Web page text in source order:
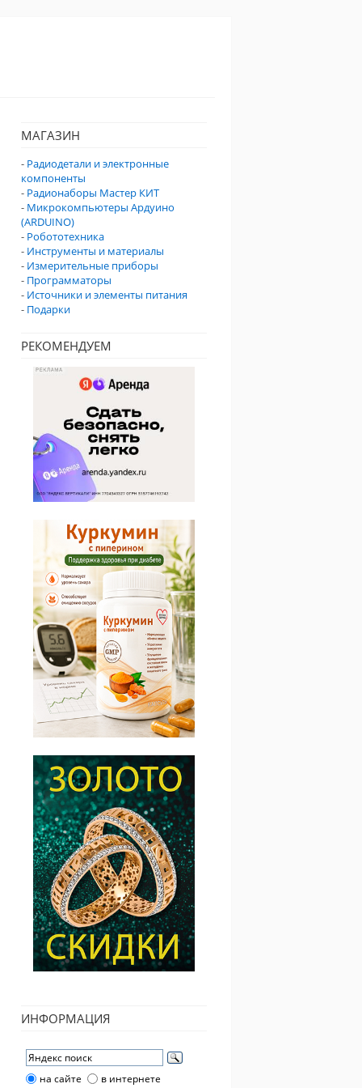
МАГАЗИН
- Радиодетали и электронные
компоненты
- Радионаборы Мастер КИТ
- Микрокомпьютеры Ардуино
(ARDUINO)
- Робототехника
- Инструменты и материалы
- Измерительные приборы
- Программаторы
- Источники и элементы питания
- Подарки
РЕКОМЕНДУЕМ
ИНФОРМАЦИЯ
на сайте в интернете